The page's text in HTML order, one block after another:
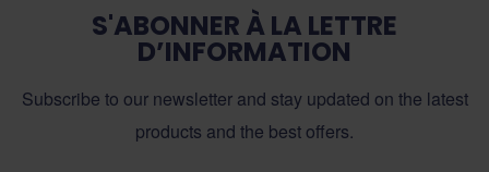
S'ABONNER À LA LETTRE
D’INFORMATION
Subscribe to our newsletter and stay updated on the latest
products and the best offers.